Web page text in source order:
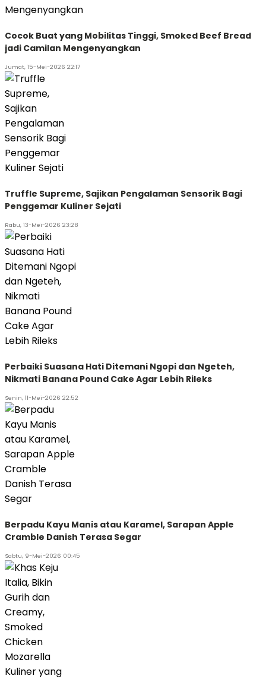
Cocok Buat yang Mobilitas Tinggi, Smoked Beef Bread
jadi Camilan Mengenyangkan
Jumat, 15-Mei-2026 22:17
Truffle Supreme, Sajikan Pengalaman Sensorik Bagi
Penggemar Kuliner Sejati
Rabu, 13-Mei-2026 23:28
Perbaiki Suasana Hati Ditemani Ngopi dan Ngeteh,
Nikmati Banana Pound Cake Agar Lebih Rileks
Senin, 11-Mei-2026 22:52
Berpadu Kayu Manis atau Karamel, Sarapan Apple
Cramble Danish Terasa Segar
Sabtu, 9-Mei-2026 00:45